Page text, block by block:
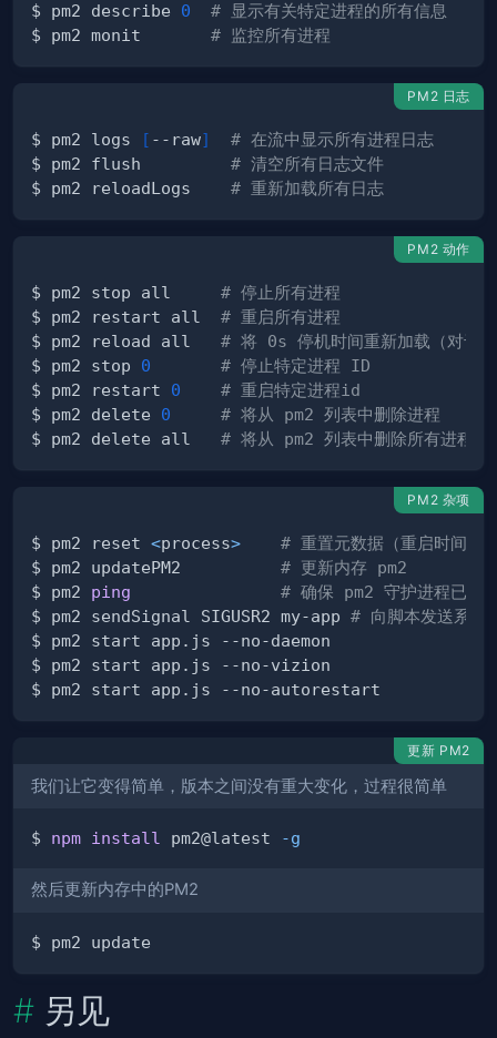
$ pm2 describe 0
# 显示有关特定进程的所有信息
$ pm2 monit # 监控所有进程
PM2 日志
$ pm2 logs [ --raw]
# 在流中显示所有进程日志
$ pm2 flush # 清空所有日志文件
$ pm2 reloadLogs # 重新加载所有日志
PM2 动作
$ pm2 stop all # 停止所有进程
$ pm2 restart all # 重启所有进程
$ pm2 reload all # 将 0s 停机时间重新加载（对于
$ pm2 stop 0
# 停止特定进程 ID
$ pm2 restart 0
# 重启特定进程id
$ pm2 delete 0
# 将从 pm2 列表中删除进程
$ pm2 delete all # 将从 pm2 列表中删除所有进程
PM2 杂项
$ pm2 reset <process>
# 重置元数据（重启时间
$ pm2 updatePM2 # 更新内存 pm2
$ pm2 ping
# 确保 pm2 守护进程已经
$ pm2 sendSignal SIGUSR2 my-app # 向脚本发送系统
更新 PM2
我们让它变得简单，版本之间没有重大变化，过程很简单
$ npm install pm2@latest -g
然后更新内存中的PM2
另见